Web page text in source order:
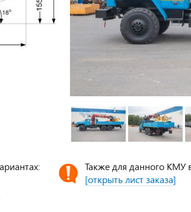
Также для данного КМУ
[открыть лист заказа]